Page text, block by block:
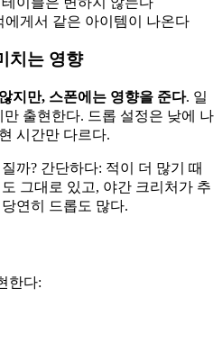
에게서 같은 아이템이 나온다
치는 영향
지만, 스폰에는 영향을 준다. 일
만 출현한다. 드롭 설정은 낮에 나
시간만 다르다.
까? 간단하다: 적이 더 많기 때
그대로 있고, 야간 크리처가 추
연히 드롭도 많다.
한다: